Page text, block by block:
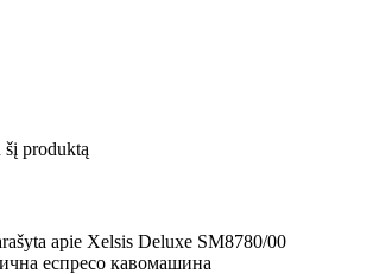
šį produktą
apie Xelsis Deluxe SM8780/00
еспресо кавомашина